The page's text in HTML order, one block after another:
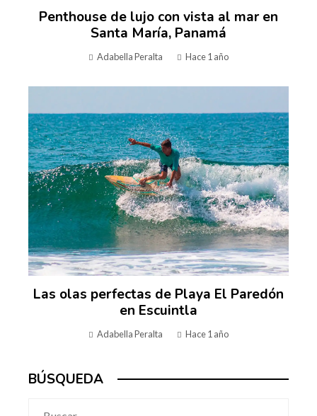
Penthouse de lujo con vista al mar en
Santa María, Panamá
Adabella Peralta Hace 1 año
Las olas perfectas de Playa El Paredón
en Escuintla
Adabella Peralta Hace 1 año
BÚSQUEDA